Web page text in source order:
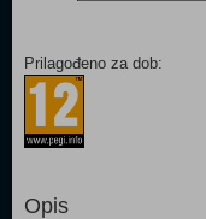
Prilagođeno za dob:
Opis